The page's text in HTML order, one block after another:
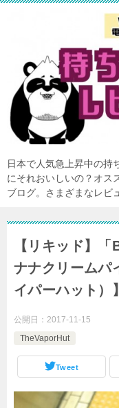
日本で人気急上昇中の持
にそれおいしいの？オス
ブログ。さまざまなレビ
【リキッド】
ナナクリーム
イパーハット）
公開日： 2017-11-15
TheVaporHut
Tweet